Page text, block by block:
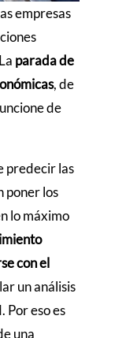
empresas
parada de
, de
de
predecir las
poner los
lo máximo
con el
un análisis
Por eso es
una